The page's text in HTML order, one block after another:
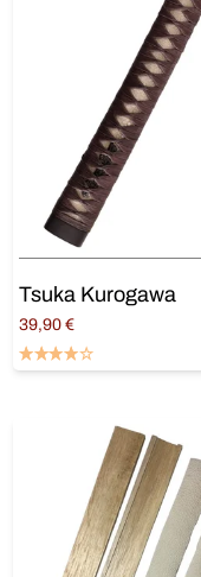
Tsuka Kurogawa
39,90 €
Ajouter au panier